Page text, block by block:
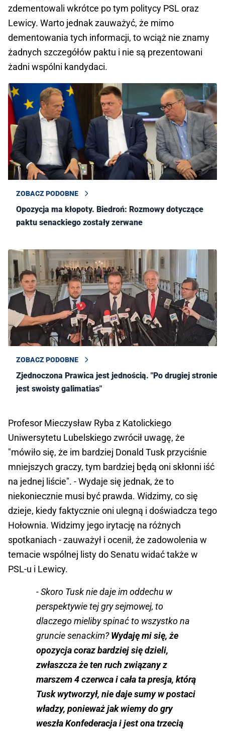
zdementowali wkrótce po tym politycy PSL oraz
Lewicy. Warto jednak zauważyć, że mimo
dementowania tych informacji, to wciąż nie znamy
żadnych szczegółów paktu i nie są prezentowani
żadni wspólni kandydaci.
ZOBACZ PODOBNE
Opozycja ma kłopoty. Biedroń: Rozmowy dotyczące
paktu senackiego zostały zerwane
ZOBACZ PODOBNE
Zjednoczona Prawica jest jednością. "Po drugiej stronie
jest swoisty galimatias"
Profesor Mieczysław Ryba z Katolickiego
Uniwersytetu Lubelskiego zwrócił uwagę, że
"mówiło się, że im bardziej Donald Tusk przyciśnie
mniejszych graczy, tym bardziej będą oni skłonni iść
na jednej liście". - Wydaje się jednak, że to
niekoniecznie musi być prawda. Widzimy, co się
dzieje, kiedy faktycznie oni ulegną i doświadcza tego
Hołownia. Widzimy jego irytację na różnych
spotkaniach - zauważył i ocenił, że zadowolenia w
temacie wspólnej listy do Senatu widać także w
PSL-u i Lewicy.
- Skoro Tusk nie daje im oddechu w
perspektywie tej gry sejmowej, to
dlaczego mieliby spinać to wszystko na
gruncie senackim?Wydaję mi się, że
opozycja coraz bardziej się dzieli,
zwłaszcza że ten ruch związany z
marszem 4 czerwca i cała ta presja, którą
Tusk wytworzył, nie daje sumy w postaci
władzy, ponieważ jak wiemy do gry
weszła Konfederacja i jest ona trzecią